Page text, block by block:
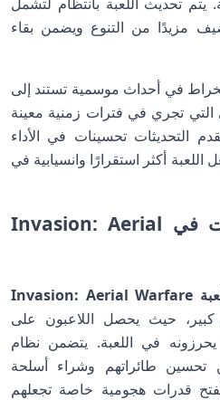
مزيدًا من التنوع ويضمن بقاء
في أحداث موسمية تستند إلى
التي تجري في فترات زمنية معينة
التحديثات تحسينات في الأداء
أكثر استقرارًا وانسيابية في
نظام التقدم والمكافآت في Invasion: Aerial
لعبة Invasion: Aerial Warfare
حيث يحصل اللاعبون على
في اللعبة. يتضمن نظام
تحسين طائراتهم وشراء أسلحة
قدرات هجومية خاصة تجعلهم